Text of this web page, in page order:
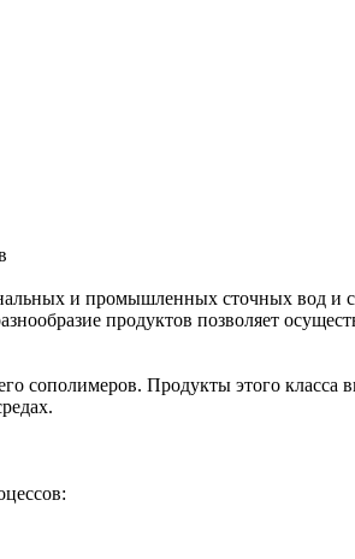
и промышленных сточных вод
продуктов позволяет
сополимеров. Продукты этого